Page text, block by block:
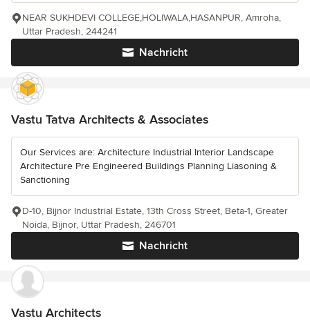
Nachricht
NEAR SUKHDEVI COLLEGE,HOLIWALA,HASANPUR, Amroha,
Uttar Pradesh, 244241
Vastu Tatva Architects & Associates
Our Services are: Architecture Industrial Interior Landscape
Architecture Pre Engineered Buildings Planning Liasoning &
Sanctioning
Nachricht
D-10, Bijnor Industrial Estate, 13th Cross Street, Beta-1, Greater
Noida, Bijnor, Uttar Pradesh, 246701
Vastu Architects